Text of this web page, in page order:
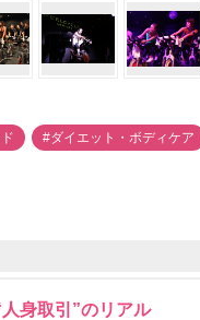
#ダイエット・ボディケア
身取引”のリアル